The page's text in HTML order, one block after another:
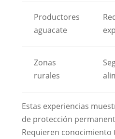
Productores
aguacate
Zonas
rurales
Estas experiencias
de protección
Requieren conocimiento